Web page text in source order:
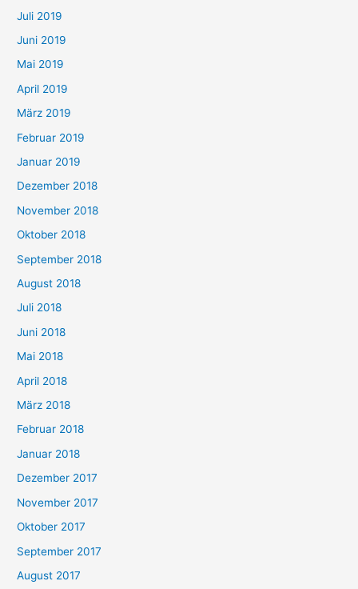
Juli 2019
Juni 2019
Mai 2019
April 2019
März 2019
Februar 2019
Januar 2019
Dezember 2018
November 2018
Oktober 2018
September 2018
August 2018
Juli 2018
Juni 2018
Mai 2018
April 2018
März 2018
Februar 2018
Januar 2018
Dezember 2017
November 2017
Oktober 2017
September 2017
August 2017